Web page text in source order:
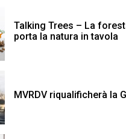
Talking Trees – La
porta la natura in tavola
MVRDV riqualificherà la